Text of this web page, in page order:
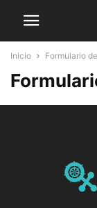
Inicio Formulario